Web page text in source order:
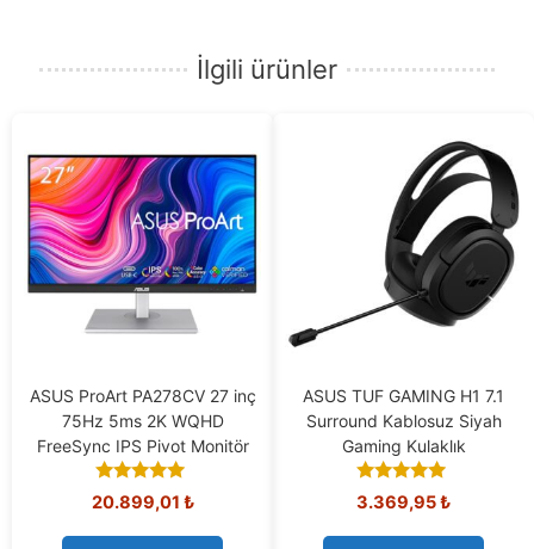
İlgili ürünler
ASUS ProArt PA278CV 27 inç
75Hz 5ms 2K WQHD
FreeSync IPS Pivot Monitör
5.00
out of 5
20.899,01 ₺
ASUS TUF GAMING H1 7.1
Surround Kablosuz Siyah
Gaming Kulaklık
4.77
out of 5
3.369,95₺